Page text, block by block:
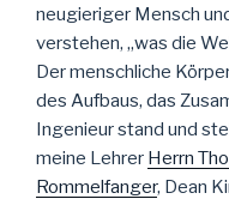
neugieriger Mensch
verstehen, „was die
Der menschliche
des Aufbaus, das
Ingenieur stand und
meine Lehrer Herrn
Rommelfanger, Dean